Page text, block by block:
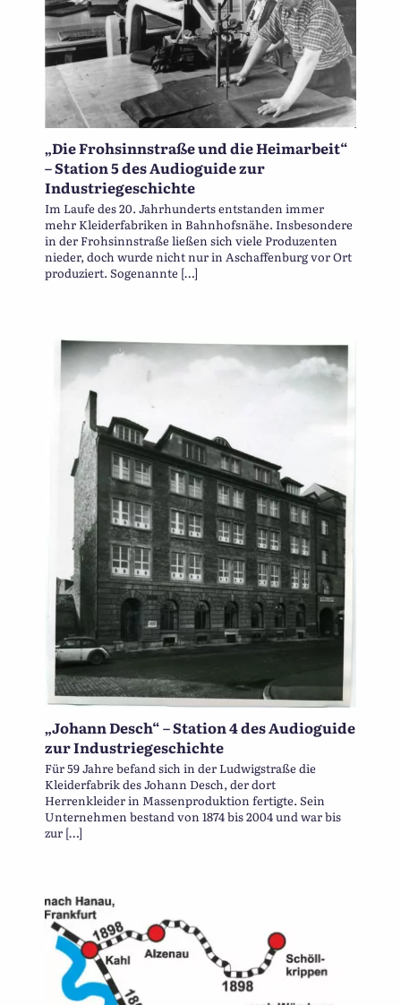
„Die Frohsinnstraße und die Heimarbeit“
– Station 5 des Audioguide zur
Industriegeschichte
Im Laufe des 20. Jahrhunderts entstanden immer
mehr Kleiderfabriken in Bahnhofsnähe. Insbesondere
in der Frohsinnstraße ließen sich viele Produzenten
nieder, doch wurde nicht nur in Aschaffenburg vor Ort
produziert. Sogenannte […]
„Johann Desch“ – Station 4 des Audioguide
zur Industriegeschichte
Für 59 Jahre befand sich in der Ludwigstraße die
Kleiderfabrik des Johann Desch, der dort
Herrenkleider in Massenproduktion fertigte. Sein
Unternehmen bestand von 1874 bis 2004 und war bis
zur […]